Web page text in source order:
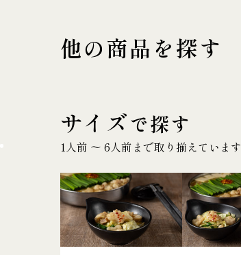
他の商品を探す
サイズで探す
1人前 〜 6人前まで取り揃えています